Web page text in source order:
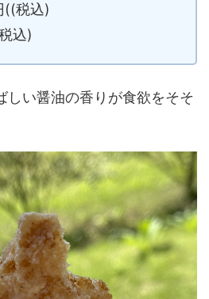
税込)
込)
しい醤油の香りが食欲をそそ